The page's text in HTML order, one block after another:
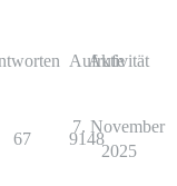
Aufrufe
Aktivität
67 9148
7. November
2025